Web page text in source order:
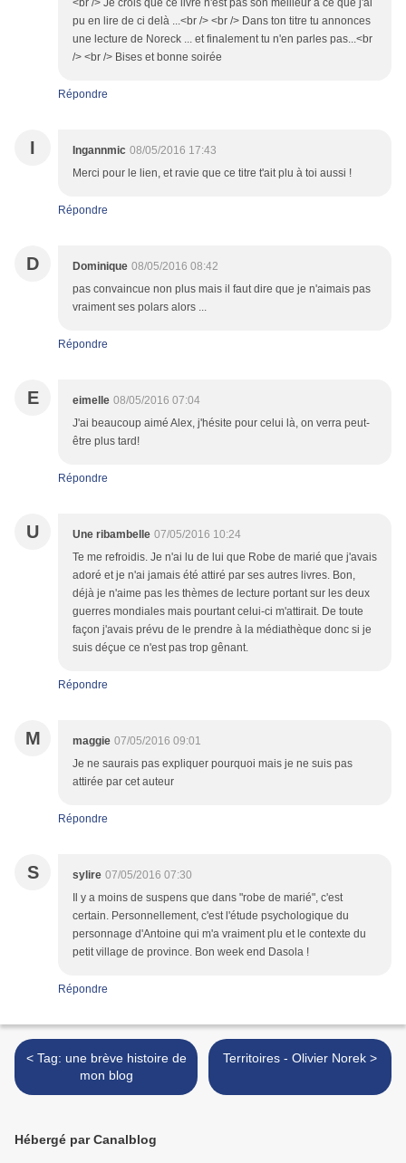
<br /> Je crois que ce livre n'est pas son meilleur à ce que j'ai
pu en lire de ci delà ...<br /> <br /> Dans ton titre tu annonces
une lecture de Noreck ... et finalement tu n'en parles pas...<br
/> <br /> Bises et bonne soirée
Répondre
I Ingannmic 08/05/2016 17:43
Merci pour le lien, et ravie que ce titre t'ait plu à toi aussi !
Répondre
D Dominique 08/05/2016 08:42
pas convaincue non plus mais il faut dire que je n'aimais pas
vraiment ses polars alors ...
Répondre
E eimelle 08/05/2016 07:04
J'ai beaucoup aimé Alex, j'hésite pour celui là, on verra peut-
être plus tard!
Répondre
U Une ribambelle 07/05/2016 10:24
Te me refroidis. Je n'ai lu de lui que Robe de marié que j'avais
adoré et je n'ai jamais été attiré par ses autres livres. Bon,
déjà je n'aime pas les thèmes de lecture portant sur les deux
guerres mondiales mais pourtant celui-ci m'attirait. De toute
façon j'avais prévu de le prendre à la médiathèque donc si je
suis déçue ce n'est pas trop gênant.
Répondre
M maggie 07/05/2016 09:01
Je ne saurais pas expliquer pourquoi mais je ne suis pas
attirée par cet auteur
Répondre
S sylire 07/05/2016 07:30
Il y a moins de suspens que dans "robe de marié", c'est
certain. Personnellement, c'est l'étude psychologique du
personnage d'Antoine qui m'a vraiment plu et le contexte du
petit village de province. Bon week end Dasola !
Répondre
< Tag: une brève histoire de
mon blog
Territoires - Olivier Norek >
Hébergé par Canalblog